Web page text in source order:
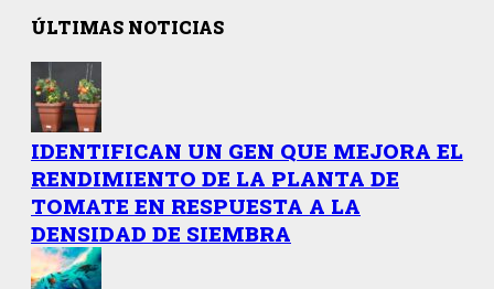
ÚLTIMAS NOTICIAS
IDENTIFICAN UN GEN QUE MEJORA EL
RENDIMIENTO DE LA PLANTA DE
TOMATE EN RESPUESTA A LA
DENSIDAD DE SIEMBRA